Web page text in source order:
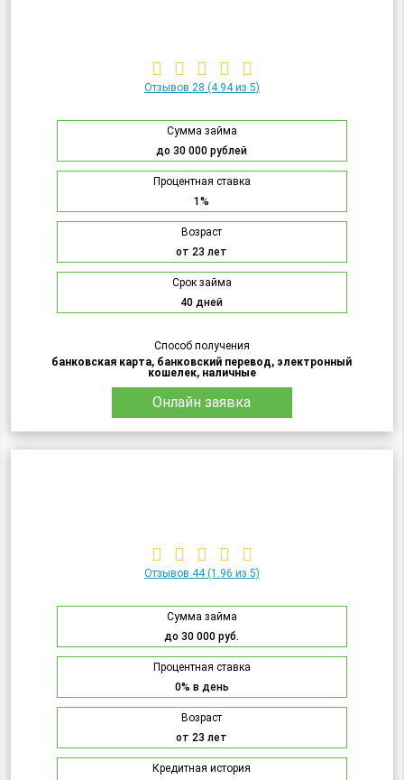
Отзывов 28 (4.94 из 5)
Сумма займа
до 30 000 рублей
Процентная ставка
1%
Возраст
от 23 лет
Срок займа
40 дней
Способ получения
банковская карта, банковский перевод, электронный
кошелек, наличные
Онлайн заявка
Отзывов 44(1.96 из 5)
Сумма займа
до 30 000 руб.
Процентная ставка
0% в день
Возраст
от 23 лет
Кредитная история